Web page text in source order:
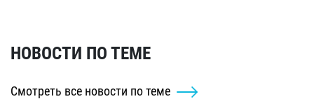
НОВОСТИ ПО ТЕМЕ
Смотреть все новости по теме